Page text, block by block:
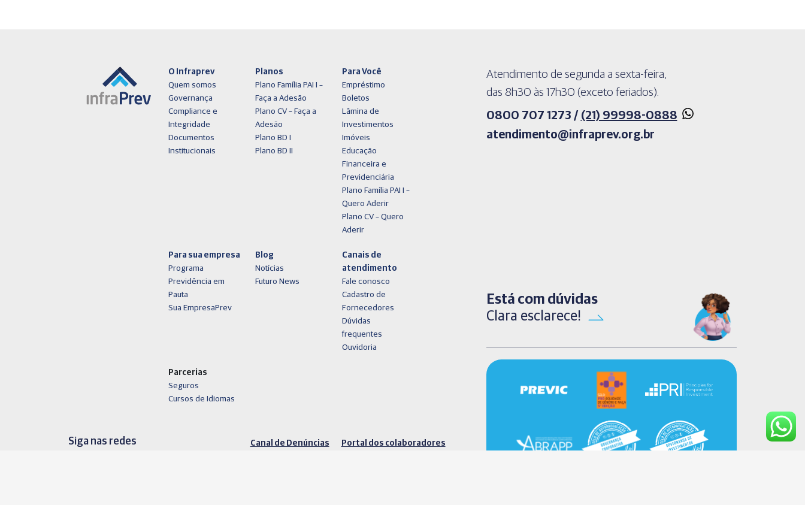
O Infraprev
Quem somos
Governança
Compliance e
Integridade
Documentos
Institucionais
Planos
Plano Família PAI I –
Faça a Adesão
Plano CV – Faça a
Adesão
Plano BD I
Plano BD II
Para Você
Empréstimo
Boletos
Lâmina de
Investimentos
Imóveis
Educação
Financeira e
Previdenciária
Plano Família PAI I –
Quero Aderir
Plano CV – Quero
Aderir
Para sua empresa
Programa
Previdência em
Pauta
Sua EmpresaPrev
Blog
Notícias
Futuro News
Canais de
atendimento
Fale conosco
Cadastro de
Fornecedores
Dúvidas
frequentes
Ouvidoria
Parcerias
Seguros
Cursos de Idiomas
Siga nas redes Canal de Denúncias Portal dos colaboradores
Atendimento de segunda a sexta-feira,
das 8h30 às 17h30 (exceto feriados).
0800 707 1273 / (21) 99998-0888
atendimento@infraprev.org.br​
Está com dúvidas
Clara esclarece!